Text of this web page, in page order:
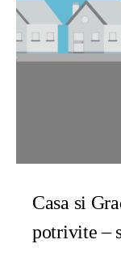
Casa si
potrivite –